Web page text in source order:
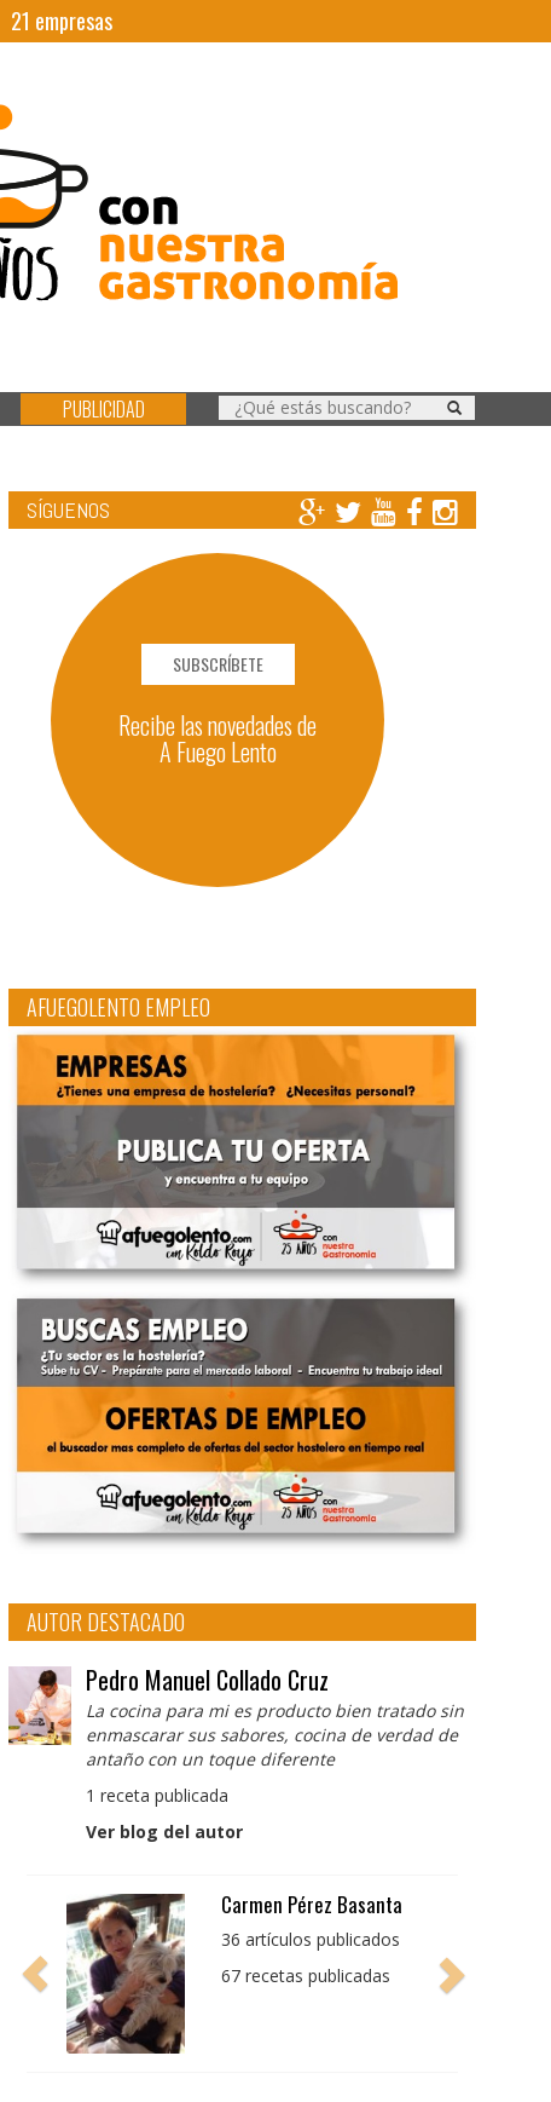
21 empresas
PUBLICIDAD
SÍGUENOS
SUBSCRÍBETE
Recibe las novedades de
A Fuego Lento
AFUEGOLENTO EMPLEO
AUTOR DESTACADO
Pedro Manuel Collado Cruz
La cocina para mi es producto bien tratado sin
enmascarar sus sabores, cocina de verdad de
antaño con un toque diferente
1 receta publicada
Ver blog del autor
Carmen Pérez Basanta
36 artículos publicados
67 recetas publicadas